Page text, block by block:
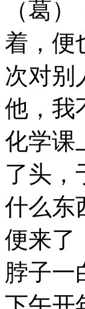
（葛
着，便
次对别
他，我
化学课
了头，
什么东
便来了
脖子一